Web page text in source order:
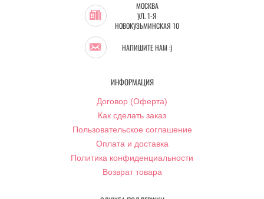
МОСКВА
УЛ. 1-Я
НОВОКУЗЬМИНСКАЯ 10
НАПИШИТЕ НАМ :)
ИНФОРМАЦИЯ
Договор (Оферта)
Как сделать заказ
Пользовательское соглашение
Оплата и доставка
Политика конфиденциальности
Возврат товара